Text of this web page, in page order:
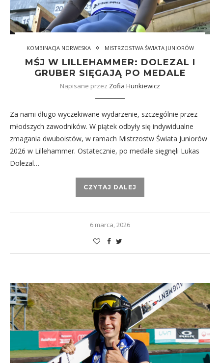
KOMBINACJA NORWESKA MISTRZOSTWA ŚWIATA JUNIORÓW
MŚJ W LILLEHAMMER: DOLEZAL I
GRUBER SIĘGAJĄ PO MEDALE
Napisane przez Zofia Hunkiewicz
Za nami długo wyczekiwane wydarzenie, szczególnie przez
młodszych zawodników. W piątek odbyły się indywidualne
zmagania dwuboistów, w ramach Mistrzostw Świata Juniorów
2026 w Lillehammer. Ostatecznie, po medale sięgnęli Lukas
Dolezal…
CZYTAJ DALEJ
6 marca, 2026